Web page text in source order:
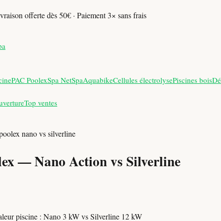
offerte dès 50€ · Paiement 3× sans frais
PAC PoolexSpa NetSpaAquabikeCellules électrolysePiscines bois
Top ventes
nano vs silverline
— Nano Action vs Silverline
piscine : Nano 3 kW vs Silverline 12 kW